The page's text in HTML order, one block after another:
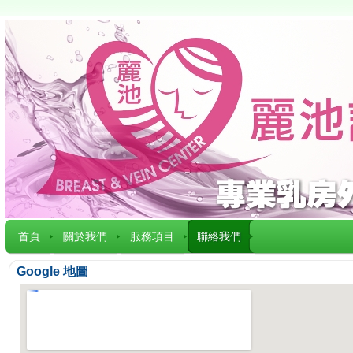
首頁 關於我們 服務項目 聯絡我們
Google 地圖